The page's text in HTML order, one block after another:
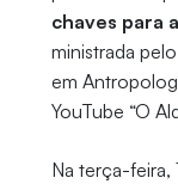
chaves para
ministrada
em
YouTube “O
Na terça-feira,